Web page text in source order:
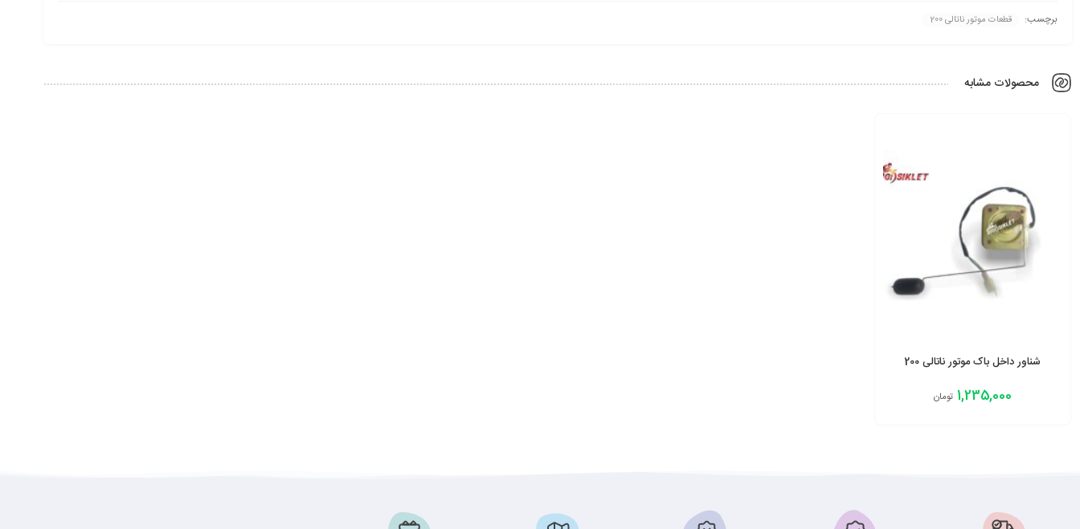
برچسب: قطعات موتور ناتالی 200
محصولات مشابه
شناور داخل باک موتور ناتالی 200
1,235,000 تومان